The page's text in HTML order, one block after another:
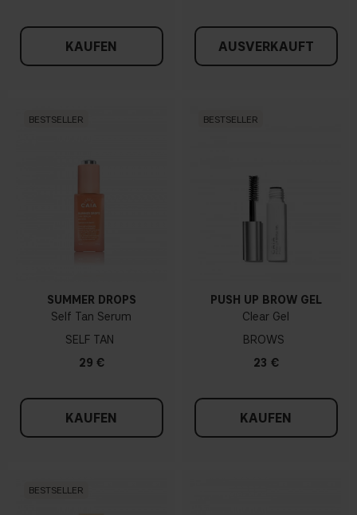
KAUFEN AUSVERKAUFT
BESTSELLER
SUMMER DROPS
Self Tan Serum
SELF TAN
29 €
KAUFEN
BESTSELLER
PUSH UP BROW GEL
Clear Gel
BROWS
23 €
KAUFEN
BESTSELLER